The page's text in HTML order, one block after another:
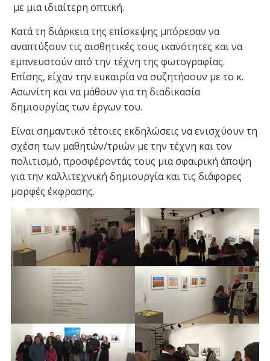
με μια ιδιαίτερη οπτική.
Κατά τη διάρκεια της επίσκεψης μπόρεσαν να
αναπτύξουν τις αισθητικές τους ικανότητες και να
εμπνευστούν από την τέχνη της φωτογραφίας.
Επίσης, είχαν την ευκαιρία να συζητήσουν με το κ.
Ασωνίτη και να μάθουν για τη διαδικασία
δημιουργίας των έργων του.
Είναι σημαντικό τέτοιες εκδηλώσεις να ενισχύουν τη
σχέση των μαθητών/τριών με την τέχνη και τον
πολιτισμό, προσφέροντάς τους μια σφαιρική άποψη
για την καλλιτεχνική δημιουργία και τις διάφορες
μορφές έκφρασης.